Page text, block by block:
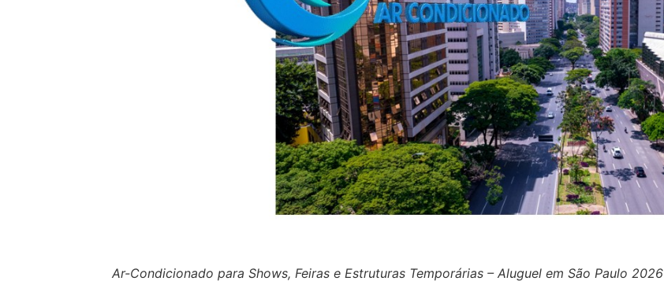
Ar-Condicionado para Shows, Feiras e Estruturas Temporárias – Aluguel em São Paulo 2026